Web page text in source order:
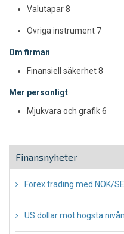
Valutapar8
Övriga instrument 7
Om firman
Finansiell säkerhet8
Mer personligt
Mjukvara och grafik6
Finansnyheter
Forex trading med NOK/
US dollar mot högsta